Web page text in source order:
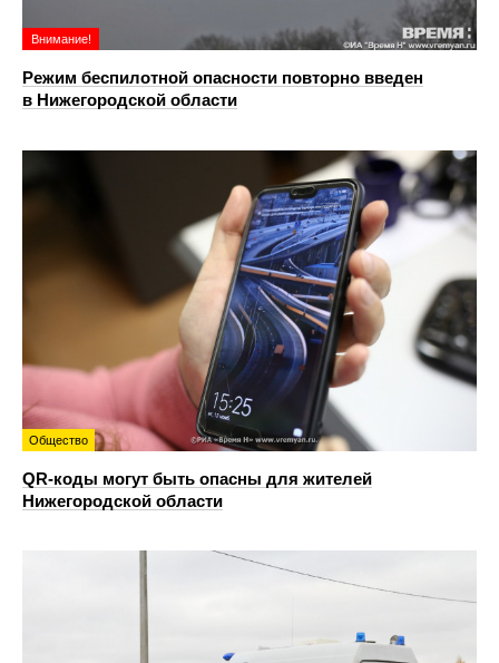
Внимание!
Режим беспилотной опасности повторно введен
в Нижегородской области
Общество
QR-коды могут быть опасны для жителей
Нижегородской области